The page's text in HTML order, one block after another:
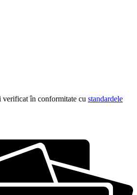
verificat în conformitate cu standardele